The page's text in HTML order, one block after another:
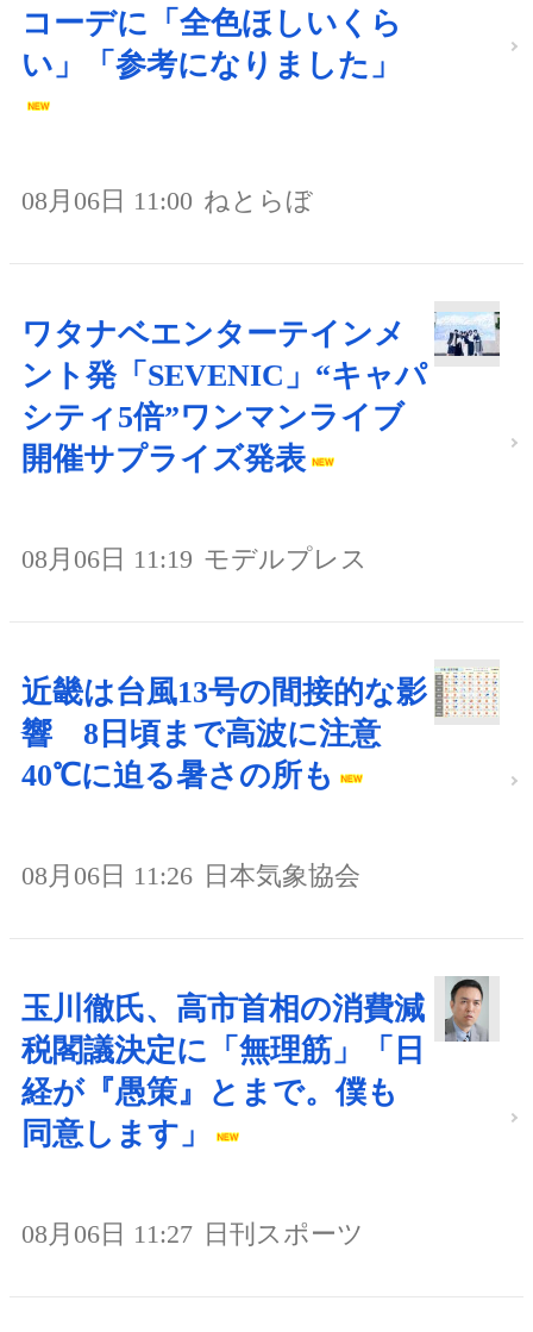
コーデに「全色ほしいくら
い」「参考になりました」
08月06日 11:00 ねとらぼ
ワタナベエンターテインメ
ント発「SEVENIC」“キャパ
シティ5倍”ワンマンライブ
開催サプライズ発表
08月06日 11:19 モデルプレス
近畿は台風13号の間接的な影
響 8日頃まで高波に注意
40℃に迫る暑さの所も
08月06日 11:26 日本気象協会
玉川徹氏、高市首相の消費減
税閣議決定に「無理筋」「日
経が『愚策』とまで。僕も
同意します」
08月06日 11:27 日刊スポーツ